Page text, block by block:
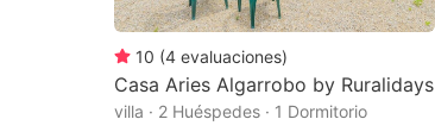
keyboard
shortcuts
for
changing
10 (4 evaluaciones)
Casa Aries Algarrobo by Ruralidays
villa · 2 Huéspedes · 1 Dormitorio